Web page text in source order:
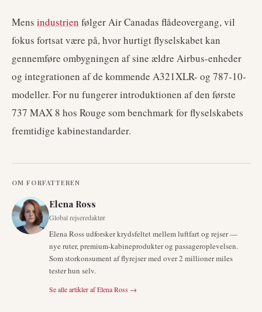
Mens industrien følger Air Canadas flådeovergang, vil
fokus fortsat være på, hvor hurtigt flyselskabet kan
gennemføre ombygningen af sine ældre Airbus-enheder
og integrationen af de kommende A321XLR- og 787-10-
modeller. For nu fungerer introduktionen af den første
737 MAX 8 hos Rouge som benchmark for flyselskabets
fremtidige kabinestandarder.
OM FORFATTEREN
Elena Ross
Global rejseredaktør
Elena Ross udforsker krydsfeltet mellem luftfart og rejser —
nye ruter, premium-kabineprodukter og passageroplevelsen.
Som storkonsument af flyrejser med over 2 millioner miles
tester hun selv.
Se alle artikler afElena Ross →